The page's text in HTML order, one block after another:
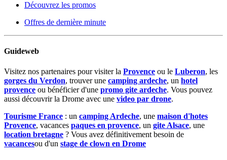
Découvrez les promos
Offres de dernière minute
Guideweb
Visitez nos partenaires pour visiter la Provence ou le Luberon, les
gorges du Verdon, trouver une camping ardeche, un hotel
provence ou bénéficier d'une promo gite ardeche. Vous pouvez
aussi découvrir la Drome avec une video par drone.
Tourisme France : un camping Ardeche, une maison d'hotes
Provence, vacances paques en provence, un gite Alsace, une
location bretagne ? Vous avez définitivement besoin de
vacancesou d'un stage de clown en Drome